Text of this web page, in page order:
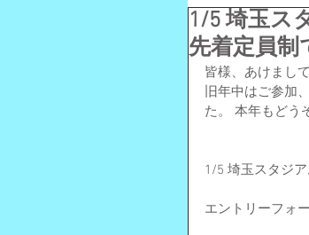
1/5 埼玉ス
先着定員制
皆様、あけまし
旧年中はご参加
た。 本年もどう
1/5 埼玉スタジ
エントリーフォ